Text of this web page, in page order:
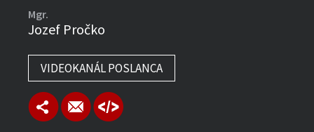
Mgr.
Jozef Pročko
VIDEOKANÁL POSLANCA